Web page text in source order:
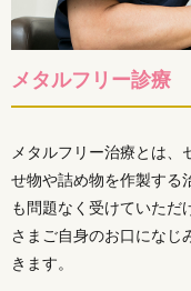
メタルフリー診療
メタルフリー治療とは
せ物や詰め物を作製する
も問題なく受けていただ
さまご自身のお口になじ
きます。